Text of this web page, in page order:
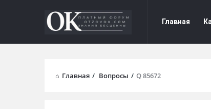
Форум
Отзывы
Отзывы
Главная
Главная / Вопросы / Q 85672